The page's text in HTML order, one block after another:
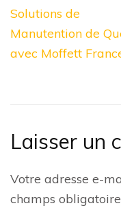
Navigation
de
l’article
Solutions de
Manutention de
avec Moffett
Laisser un
Votre adresse e-
champs